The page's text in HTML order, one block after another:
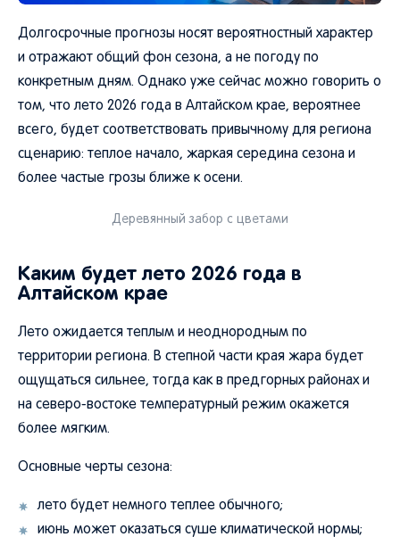
Долгосрочные прогнозы носят вероятностный характер
и отражают общий фон сезона, а не погоду по
конкретным дням. Однако уже сейчас можно говорить о
том, что лето 2026 года в Алтайском крае, вероятнее
всего, будет соответствовать привычному для региона
сценарию: теплое начало, жаркая середина сезона и
более частые грозы ближе к осени.
Деревянный забор с цветами
Каким будет лето 2026 года в
Алтайском крае
Лето ожидается теплым и неоднородным по
территории региона. В степной части края жара будет
ощущаться сильнее, тогда как в предгорных районах и
на северо-востоке температурный режим окажется
более мягким.
Основные черты сезона:
лето будет немного теплее обычного;
июнь может оказаться суше климатической нормы;